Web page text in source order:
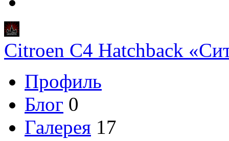
Citroen C4 Hatchback
Профиль
Блог 0
Галерея 17